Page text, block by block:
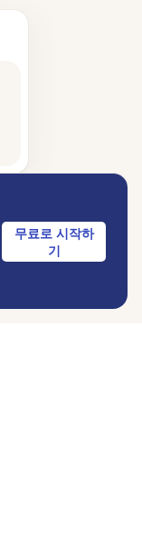
무료로 시작하
기